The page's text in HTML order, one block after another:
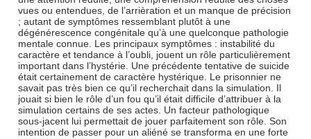
vues ou entendues, de l’arrièration et un manque de précision
; autant de symptômes ressemblant plutôt à une
dégénérescence congénitale qu’à une quelconque pathologie
mentale connue. Les principaux symptômes : instabilité du
caractère et tendance à l’oubli, jouent un rôle particulièrement
important dans l’hystérie. Une précédente tentative de suicide
était certainement de caractère hystérique. Le prisonnier ne
savait pas très bien ce qu’il recherchait dans la simulation. Il
jouait si bien le rôle d’un fou qu’il était difficile d’attribuer à la
simulation certains de ses actes. Un facteur pathologique
sous-jacent lui permettait de jouer parfaitement son rôle. Son
intention de passer pour un aliéné se transforma en une forte